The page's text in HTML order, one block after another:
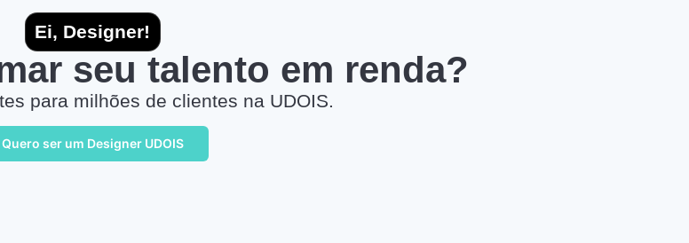
Ei, Designer!
seu talento em renda?
para milhões de clientes na UDOIS.
Quero ser um Designer UDOIS